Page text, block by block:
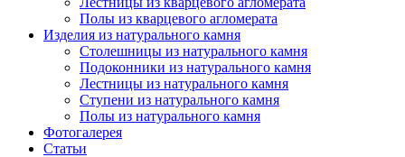
Полы из кварцевого агломерата
Изделия из натурального камня
Столешницы из натурального камня
Подоконники из натурального камня
Лестницы из натурального камня
Ступени из натурального камня
Полы из натурального камня
Фотогалерея
Статьи